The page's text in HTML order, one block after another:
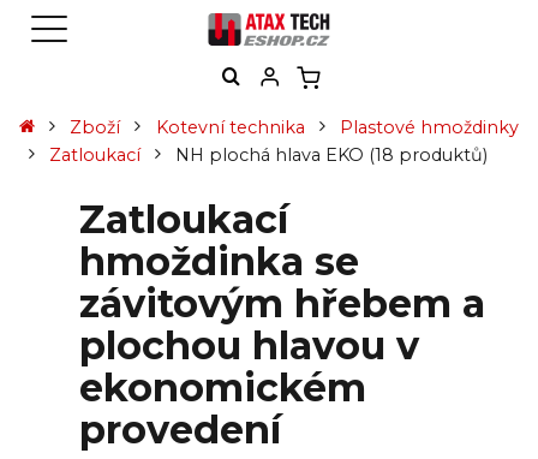
Zboží Kotevní technika
Plastové hmoždinky
Zatloukací
NH plochá hlava EKO (18 produktů)
Zatloukací
hmoždinka se
závitovým hřebem a
plochou hlavou v
ekonomickém
provedení